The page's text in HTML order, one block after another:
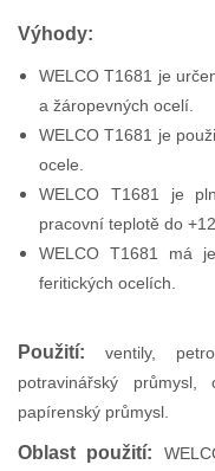
Výhody:
WELCO T1681 je
a žáropevných ocelí.
WELCO T1681 je
ocele.
WELCO T1681 je
pracovní teplotě do
WELCO T1681 má
feritických ocelích.
Použití: ventily,
potravinářský
papírenský průmysl.
Oblast použití: